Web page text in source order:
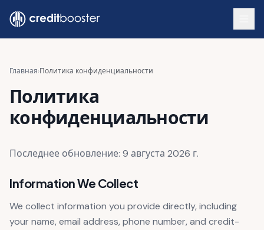
Главная›Политика конфиденциальности
Политика
конфиденциальности
Последнее обновление: 9 августа 2026 г.
Information We Collect
We collect information you provide directly, including
your name, email address, phone number, and credit-